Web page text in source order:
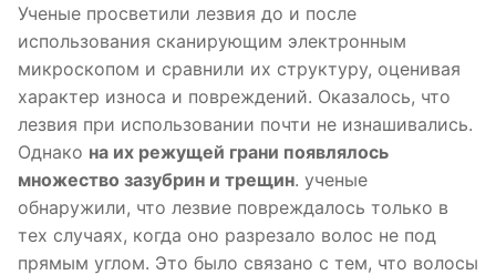
Ученые просветили лезвия до и после
использования сканирующим электронным
микроскопом и сравнили их структуру, оценивая
характер износа и повреждений. Оказалось, что
лезвия при использовании почти не изнашивались.
Однако на их режущей грани появлялось
множество зазубрин и трещин. ученые
обнаружили, что лезвие повреждалось только в
тех случаях, когда оно разрезало волос не под
прямым углом. Это было связано с тем, что волосы